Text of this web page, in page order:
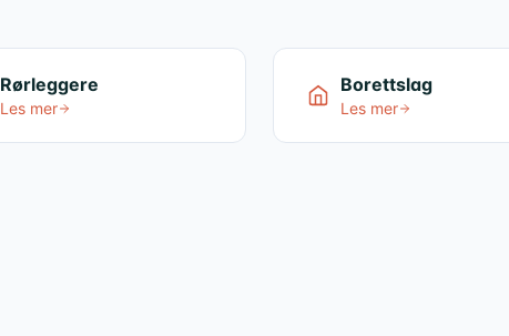
Rørleggere
Les mer
Borettslag
Les mer